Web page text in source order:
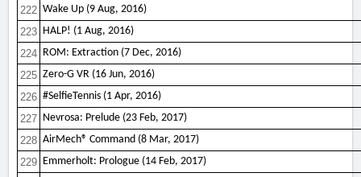
222 Wake Up (9 Aug, 2016)
223 HALP! (1 Aug, 2016)
224 ROM: Extraction (7 Dec, 2016)
225 Zero-G VR (16 Jun, 2016)
226 #SelfieTennis (1 Apr, 2016)
227 Nevrosa: Prelude (23 Feb, 2017)
228 AirMech® Command (8 Mar, 2017)
229 Emmerholt: Prologue (14 Feb, 2017)